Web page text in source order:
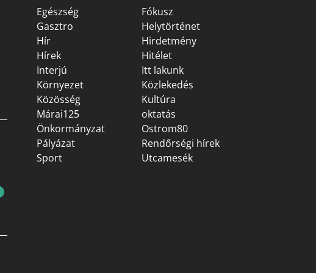
Egészség
Fókusz
Gasztro
Helytörténet
Hír
Hirdetmény
Hírek
Hitélet
Interjú
Itt lakunk
Környezet
Közlekedés
Közösség
Kultúra
Márai125
oktatás
Önkormányzat
Ostrom80
Pályázat
Rendőrségi hírek
Sport
Utcamesék